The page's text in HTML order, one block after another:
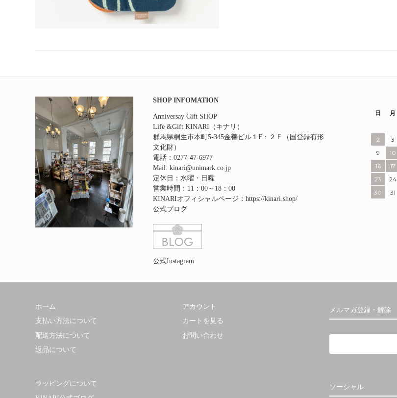
SHOP INFOMATION
Anniversay Gift SHOP
Life &Gift KINARI（キナリ）
群馬県桐生市本町5‐345金善ビル１F・２Ｆ（国登録有形
文化財）
電話：0277-47-6977
Mail: kinari@unimark.co.jp
定休日：水曜・日曜
営業時間：11：00～18：00
KINARIオフィシャルページ： https://kinari.shop/
公式ブログ
公式Instagram
日
月
2
3
9
10
16
17
23
24
30
31
メルマガ登録・解除
ホーム
支払い方法について
配送方法について
返品について
アカウント
カートを見る
お問い合わせ
ソーシャル
ラッピングについて